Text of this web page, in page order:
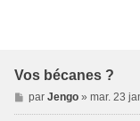
Vos bécanes ?
M
e
par Jengo» mar. 23